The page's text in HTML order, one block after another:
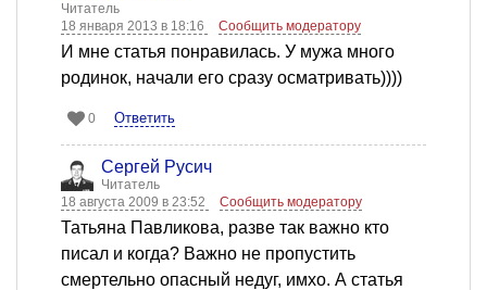
Читатель
18 января 2013 в 18:16
Сообщить модератору
И мне статья понравилась. У мужа много
родинок, начали его сразу осматривать))))
0 Ответить
Сергей Русич
Читатель
18 августа 2009 в 23:52
Сообщить модератору
Татьяна Павликова, разве так важно кто
писал и когда? Важно не пропустить
смертельно опасный недуг, имхо. А статья